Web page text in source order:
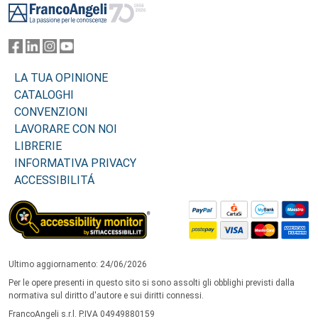
LA TUA OPINIONE
CATALOGHI
CONVENZIONI
LAVORARE CON NOI
LIBRERIE
INFORMATIVA PRIVACY
ACCESSIBILITÁ
Ultimo aggiornamento: 24/06/2026
Per le opere presenti in questo sito si sono assolti gli obblighi previsti dalla
normativa sul diritto d'autore e sui diritti connessi.
FrancoAngeli s.r.l. P.IVA 04949880159